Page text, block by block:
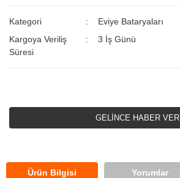
Kategori
Eviye Bataryaları
Kargoya Veriliş
Süresi
3 İş Günü
GELİNCE HABER VER
Ürün Bilgisi Yorumlar